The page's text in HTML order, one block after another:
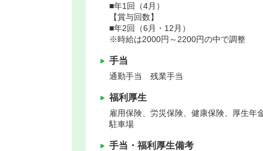
■年1回（4月）
【賞与回数】
■年2回（6月・12月）
※時給は2000円～2200円の中で調整
手当
通勤手当 残業手当
福利厚生
雇用保険、労災保険、健康保険、厚生年
駐車場
手当・福利厚生備考